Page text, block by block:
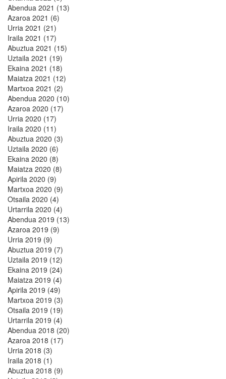
Abendua 2021 (13)
Azaroa 2021 (6)
Urria 2021 (21)
Iraila 2021 (17)
Abuztua 2021 (15)
Uztaila 2021 (19)
Ekaina 2021 (18)
Maiatza 2021 (12)
Martxoa 2021 (2)
Abendua 2020 (10)
Azaroa 2020 (17)
Urria 2020 (17)
Iraila 2020 (11)
Abuztua 2020 (3)
Uztaila 2020 (6)
Ekaina 2020 (8)
Maiatza 2020 (8)
Apirila 2020 (9)
Martxoa 2020 (9)
Otsaila 2020 (4)
Urtarrila 2020 (4)
Abendua 2019 (13)
Azaroa 2019 (9)
Urria 2019 (9)
Abuztua 2019 (7)
Uztaila 2019 (12)
Ekaina 2019 (24)
Maiatza 2019 (4)
Apirila 2019 (49)
Martxoa 2019 (3)
Otsaila 2019 (19)
Urtarrila 2019 (4)
Abendua 2018 (20)
Azaroa 2018 (17)
Urria 2018 (3)
Iraila 2018 (1)
Abuztua 2018 (9)